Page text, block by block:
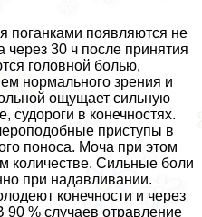
поганками появляются не
через 30 ч после принятия
головной болью,
нормального зрения и
ощущает сильную
судороги в конечностях.
приступы в
поноса. Моча при этом
количестве. Сильные боли
при надавливании.
конечности и через
90 % случаев отравление